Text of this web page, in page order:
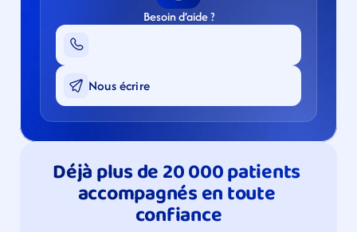
Besoin d’aide ?
Nous écrire
Déjà plus de 20 000 patients
accompagnés en toute
confiance